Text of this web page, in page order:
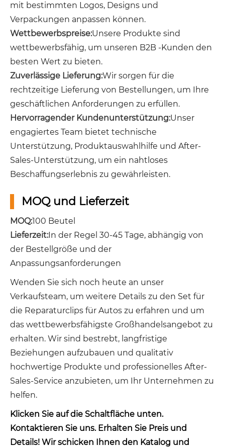
mit bestimmten Logos, Designs und
Verpackungen anpassen können.
Wettbewerbspreise:Unsere Produkte sind
wettbewerbsfähig, um unseren B2B -Kunden den
besten Wert zu bieten.
Zuverlässige Lieferung:Wir sorgen für die
rechtzeitige Lieferung von Bestellungen, um Ihre
geschäftlichen Anforderungen zu erfüllen.
Hervorragender Kundenunterstützung:Unser
engagiertes Team bietet technische
Unterstützung, Produktauswahlhilfe und After-
Sales-Unterstützung, um ein nahtloses
Beschaffungserlebnis zu gewährleisten.
MOQ und Lieferzeit
MOQ:100 Beutel
Lieferzeit:In der Regel 30-45 Tage, abhängig von
der Bestellgröße und der
Anpassungsanforderungen
Wenden Sie sich noch heute an unser
Verkaufsteam, um weitere Details zu den Set für
die Reparaturclips für Autos zu erfahren und um
das wettbewerbsfähigste Großhandelsangebot zu
erhalten. Wir sind bestrebt, langfristige
Beziehungen aufzubauen und qualitativ
hochwertige Produkte und professionelles After-
Sales-Service anzubieten, um Ihr Unternehmen zu
helfen.
Klicken Sie auf die Schaltfläche unten.
Kontaktieren Sie uns. Erhalten Sie Preis und
Details! Wir schicken Ihnen den Katalog und